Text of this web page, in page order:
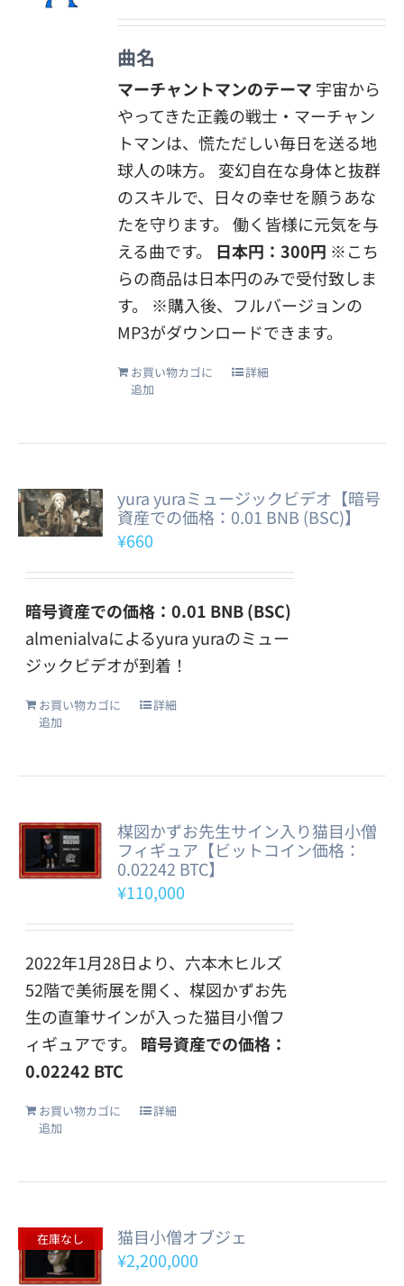
曲名
マーチャントマンのテーマ 宇宙から
やってきた正義の戦士・マーチャン
トマンは、慌ただしい毎日を送る地
球人の味方。 変幻自在な身体と抜群
のスキルで、日々の幸せを願うあな
たを守ります。 働く皆様に元気を与
える曲です。 日本円：300円 ※こち
らの商品は日本円のみで受付致しま
す。 ※購入後、フルバージョンの
MP3がダウンロードできます。
お買い物カゴに
追加
詳細
yura yuraミュージックビデオ【暗号
資産での価格：0.01 BNB (BSC)】
¥660
暗号資産での価格：0.01 BNB (BSC)
almenialvaによるyura yuraのミュー
ジックビデオが到着！
お買い物カゴに
追加
詳細
楳図かずお先生サイン入り猫目小僧
フィギュア【ビットコイン価格：
0.02242 BTC】
¥110,000
2022年1月28日より、六本木ヒルズ
52階で美術展を開く、楳図かずお先
生の直筆サインが入った猫目小僧フ
ィギュアです。 暗号資産での価格：
0.02242 BTC
お買い物カゴに
追加
詳細
在庫なし
猫目小僧オブジェ
¥2,200,000